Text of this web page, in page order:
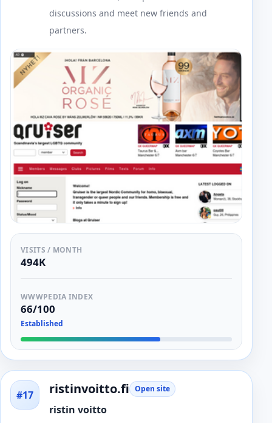
discussions and meet new friends and
partners.
VISITS / MONTH
494K
WWWPEDIA INDEX
66/100
Established
#17 ristinvoitto.fi Open site
ristin voitto